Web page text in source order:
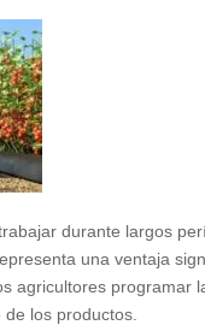
durante largos
una ventaja
agricultores programar
los productos.